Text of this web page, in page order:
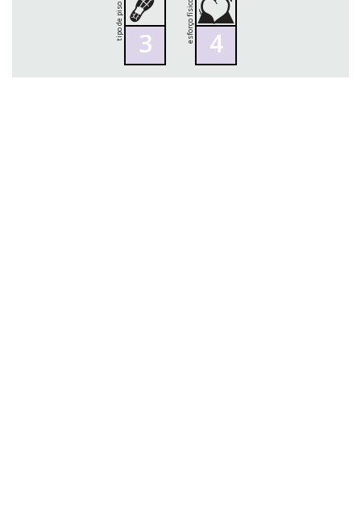
tipo de piso
3 esforço físico 4